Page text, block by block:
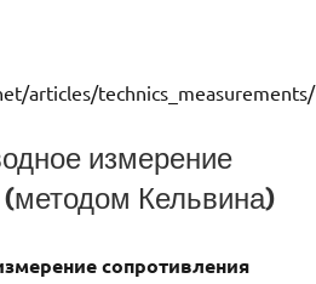
articles/
измерение
Кельвина)
сопротивления